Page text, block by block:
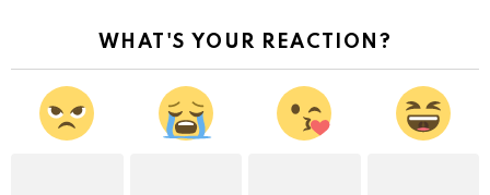
WHAT'S YOUR REACTION?